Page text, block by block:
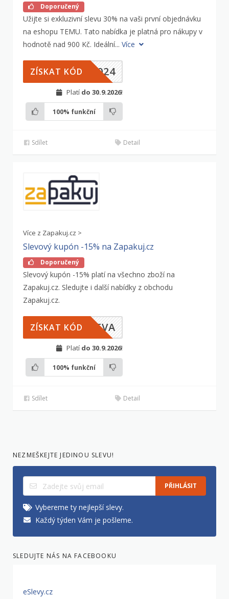
Doporučený
Užijte si exkluzivní slevu 30% na vaši první objednávku
na eshopu TEMU. Tato nabídka je platná pro nákupy v
hodnotě nad 900 Kč. Ideální... Více
2024
ZÍSKAT KÓD
Platí do 30.9.2026!
100% funkční
Sdílet Detail
Více z Zapakuj.cz >
Slevový kupón -15% na Zapakuj.cz
Doporučený
Slevový kupón -15% platí na všechno zboží na
Zapakuj.cz. Sledujte i další nabídky z obchodu
Zapakuj.cz.
LEVA
ZÍSKAT KÓD
Platí do 30.9.2026!
100% funkční
Sdílet Detail
NEZMEŠKEJTE JEDINOU SLEVU!
PŘIHLÁSIT
Vybereme ty nejlepší slevy.
Každý týden Vám je pošleme.
SLEDUJTE NÁS NA FACEBOOKU
eSlevy.cz